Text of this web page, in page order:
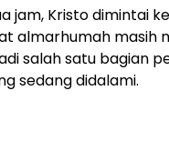
jam, Kristo dimintai
almarhumah masih
salah satu bagian
sedang didalami.